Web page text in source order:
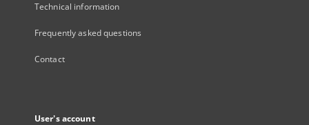
Technical information
Frequently asked questions
Contact
User's account